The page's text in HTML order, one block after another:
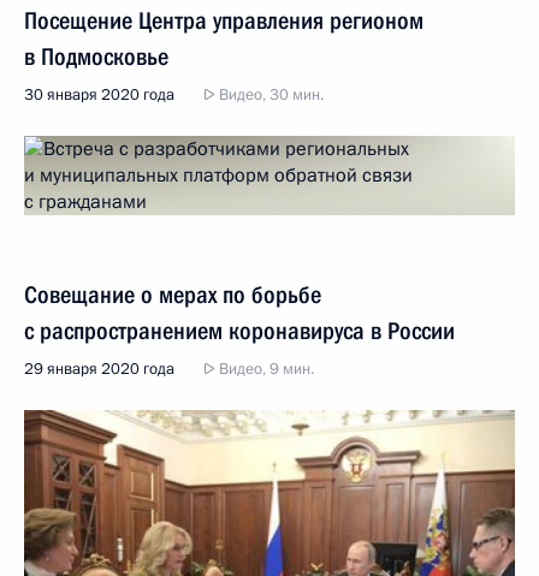
Посещение Центра управления регионом
в Подмосковье
30 января 2020 года Видео, 30 мин.
Совещание о мерах по борьбе
с распространением коронавируса в России
29 января 2020 года Видео, 9 мин.